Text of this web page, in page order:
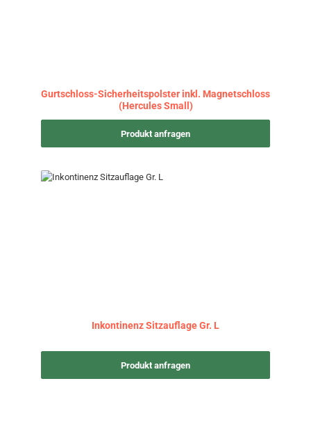
Gurtschloss-Sicherheitspolster inkl. Magnetschloss
(Hercules Small)
Produkt anfragen
Inkontinenz Sitzauflage Gr. L
Produkt anfragen